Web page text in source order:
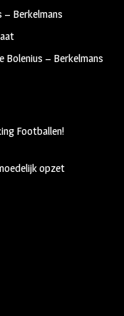
– Berkelmans
Bolenius – Berkelmans
Footballen!
opzet